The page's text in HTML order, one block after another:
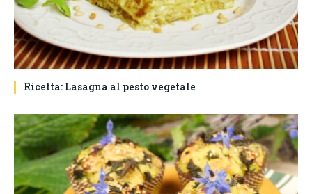
Ricetta: Lasagna al pesto vegetale